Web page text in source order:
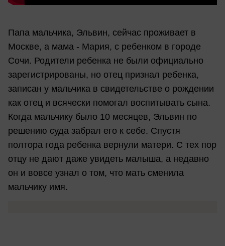
Папа мальчика, Эльвин, сейчас проживает в
Москве, а мама - Мария, с ребенком в городе
Сочи. Родители ребенка не были официально
зарегистрированы, но отец признал ребенка,
записан у мальчика в свидетельстве о рождении
как отец и всячески помогал воспитывать сына.
Когда мальчику было 10 месяцев, Эльвин по
решению суда забрал его к себе. Спустя
полтора года ребенка вернули матери. С тех пор
отцу не дают даже увидеть малыша, а недавно
он и вовсе узнал о том, что мать сменила
мальчику имя.